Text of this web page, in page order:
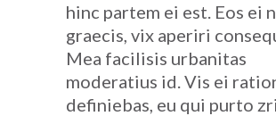
hinc partem ei est. Eos ei
graecis, vix aperiri
Mea facilisis urbanitas
moderatius id. Vis ei
definiebas, eu qui purto